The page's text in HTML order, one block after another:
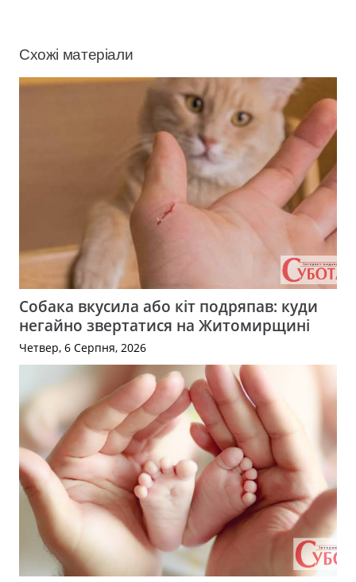
Схожі матеріали
Собака вкусила або кіт подряпав: куди
негайно звертатися на Житомирщині
Четвер, 6 Серпня, 2026